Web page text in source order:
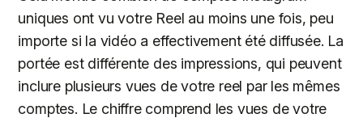
uniques ont vu votre Reel au moins une fois, peu
importe si la vidéo a effectivement été diffusée. La
portée est différente des impressions, qui peuvent
inclure plusieurs vues de votre reel par les mêmes
comptes. Le chiffre comprend les vues de votre